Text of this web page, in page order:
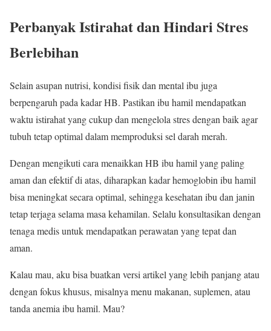
Perbanyak Istirahat dan Hindari Stres
Berlebihan
Selain asupan nutrisi, kondisi fisik dan mental ibu juga
berpengaruh pada kadar HB. Pastikan ibu hamil mendapatkan
waktu istirahat yang cukup dan mengelola stres dengan baik agar
tubuh tetap optimal dalam memproduksi sel darah merah.
Dengan mengikuti cara menaikkan HB ibu hamil yang paling
aman dan efektif di atas, diharapkan kadar hemoglobin ibu hamil
bisa meningkat secara optimal, sehingga kesehatan ibu dan janin
tetap terjaga selama masa kehamilan. Selalu konsultasikan dengan
tenaga medis untuk mendapatkan perawatan yang tepat dan
aman.
Kalau mau, aku bisa buatkan versi artikel yang lebih panjang atau
dengan fokus khusus, misalnya menu makanan, suplemen, atau
tanda anemia ibu hamil. Mau?